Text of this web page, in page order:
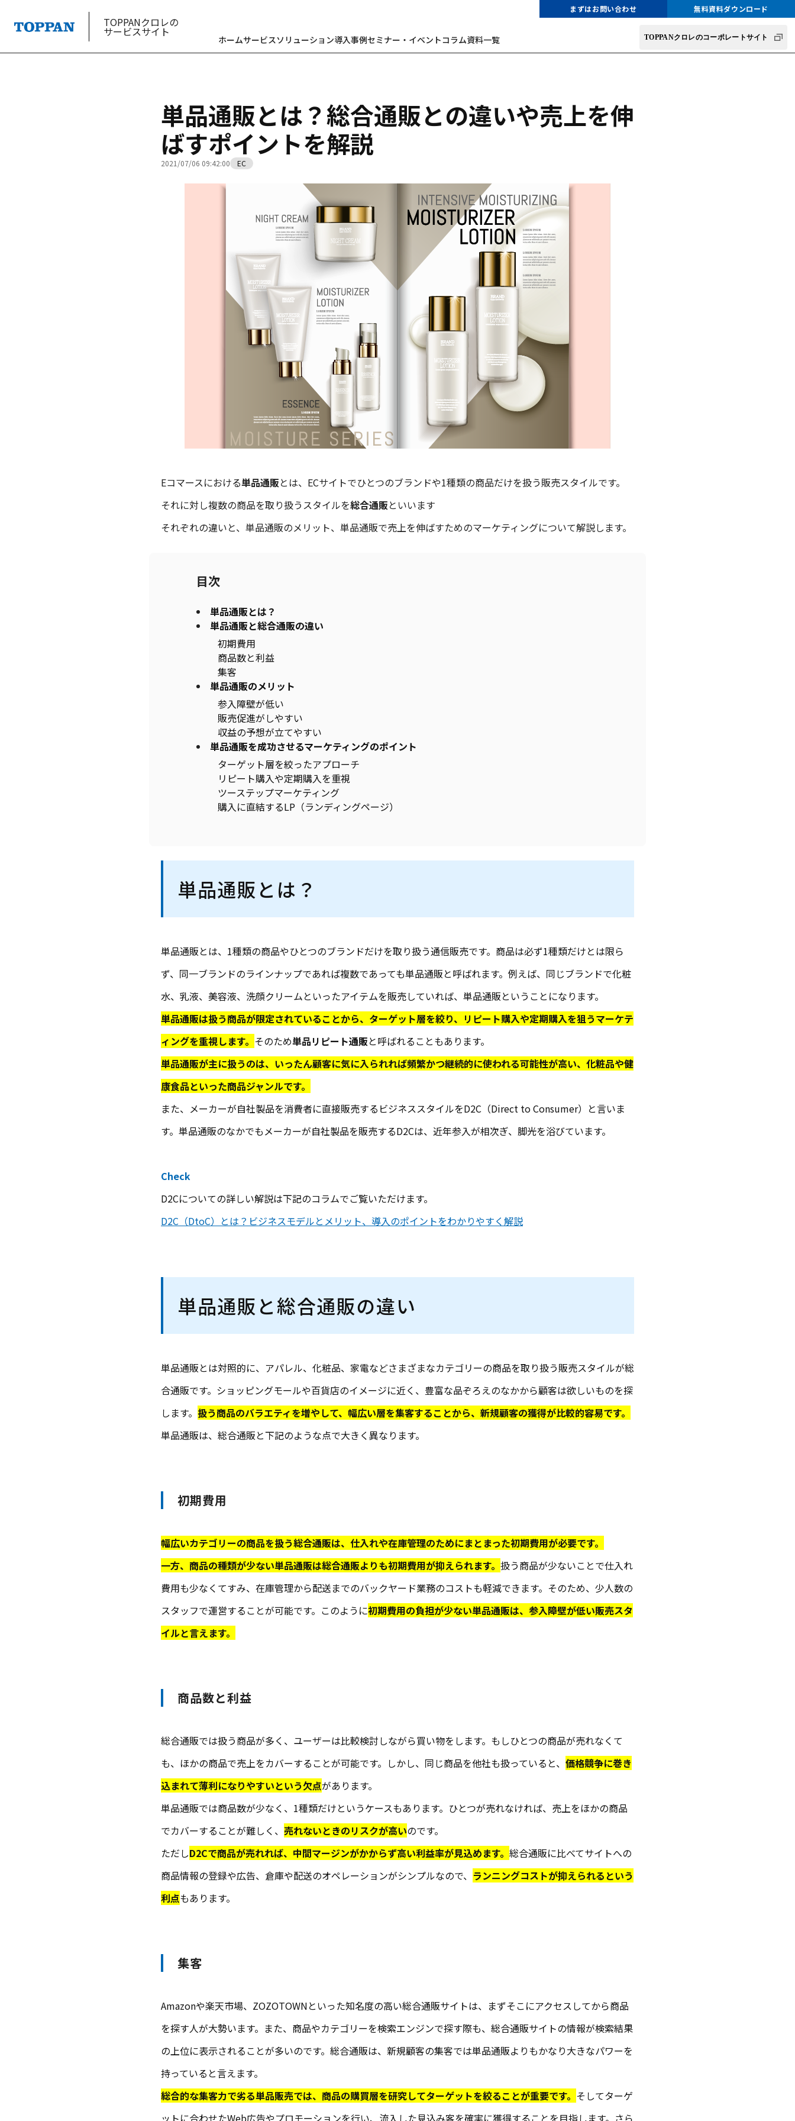
TOPPANクロレの
サービスサイト
ホームサービスソリューション導入事例セミナー・イベントコラム資料一覧
まずはお問い合わせ 無料資料ダウンロード
TOPPANクロレのコーポレートサイト
単品通販とは？総合通販との違いや売上を伸
ばすポイントを解説
2021/07/06 09:42:00 EC
Eコマースにおける単品通販とは、ECサイトでひとつのブランドや1種類の商品だけを扱う販売スタイルです。
それに対し複数の商品を取り扱うスタイルを総合通販といいます
それぞれの違いと、単品通販のメリット、単品通販で売上を伸ばすためのマーケティングについて解説します。
目次
単品通販とは？
単品通販と総合通販の違い
初期費用
商品数と利益
集客
単品通販のメリット
参入障壁が低い
販売促進がしやすい
収益の予想が立てやすい
単品通販を成功させるマーケティングのポイント
ターゲット層を絞ったアプローチ
リピート購入や定期購入を重視
ツーステップマーケティング
購入に直結するLP（ランディングページ）
単品通販とは？
単品通販とは、1種類の商品やひとつのブランドだけを取り扱う通信販売です。商品は必ず1種類だけとは限ら
ず、同一ブランドのラインナップであれば複数であっても単品通販と呼ばれます。例えば、同じブランドで化粧
水、乳液、美容液、洗顔クリームといったアイテムを販売していれば、単品通販ということになります。
単品通販は扱う商品が限定されていることから、ターゲット層を絞り、リピート購入や定期購入を狙うマーケテ
ィングを重視します。 そのため単品リピート通販と呼ばれることもあります。
単品通販が主に扱うのは、いったん顧客に気に入られれば頻繁かつ継続的に使われる可能性が高い、化粧品や健
康食品といった商品ジャンルです。
また、メーカーが自社製品を消費者に直接販売するビジネススタイルをD2C（Direct to Consumer）と言いま
す。単品通販のなかでもメーカーが自社製品を販売するD2Cは、近年参入が相次ぎ、脚光を浴びています。
Check
D2Cについての詳しい解説は下記のコラムでご覧いただけます。
D2C（DtoC）とは？ビジネスモデルとメリット、導入のポイントをわかりやすく解説
単品通販と総合通販の違い
単品通販とは対照的に、アパレル、化粧品、家電などさまざまなカテゴリーの商品を取り扱う販売スタイルが総
合通販です。ショッピングモールや百貨店のイメージに近く、豊富な品ぞろえのなかから顧客は欲しいものを探
します。 扱う商品のバラエティを増やして、幅広い層を集客することから、新規顧客の獲得が比較的容易です。
単品通販は、総合通販と下記のような点で大きく異なります。
初期費用
幅広いカテゴリーの商品を扱う総合通販は、仕入れや在庫管理のためにまとまった初期費用が必要です。
一方、商品の種類が少ない単品通販は総合通販よりも初期費用が抑えられます。 扱う商品が少ないことで仕入れ
費用も少なくてすみ、在庫管理から配送までのバックヤード業務のコストも軽減できます。そのため、少人数の
スタッフで運営することが可能です。このように初期費用の負担が少ない単品通販は、参入障壁が低い販売スタ
イルと言えます。
商品数と利益
総合通販では扱う商品が多く、ユーザーは比較検討しながら買い物をします。もしひとつの商品が売れなくて
も、ほかの商品で売上をカバーすることが可能です。しかし、同じ商品を他社も扱っていると、 価格競争に巻き
込まれて薄利になりやすいという欠点があります。
単品通販では商品数が少なく、1種類だけというケースもあります。ひとつが売れなければ、売上をほかの商品
でカバーすることが難しく、 売れないときのリスクが高いのです。
ただしD2Cで商品が売れれば、中間マージンがかからず高い利益率が見込めます。 総合通販に比べてサイトへの
商品情報の登録や広告、倉庫や配送のオペレーションがシンプルなので、 ランニングコストが抑えられるという
利点もあります。
集客
Amazonや楽天市場、ZOZOTOWNといった知名度の高い総合通販サイトは、まずそこにアクセスしてから商品
を探す人が大勢います。また、商品やカテゴリーを検索エンジンで探す際も、総合通販サイトの情報が検索結果
の上位に表示されることが多いのです。総合通販は、新規顧客の集客では単品通販よりもかなり大きなパワーを
持っていると言えます。
総合的な集客力で劣る単品販売では、商品の購買層を研究してターゲットを絞ることが重要です。 そしてターゲ
ットに合わせたWeb広告やプロモーションを行い、流入した見込み客を確実に獲得することを目指します。さら